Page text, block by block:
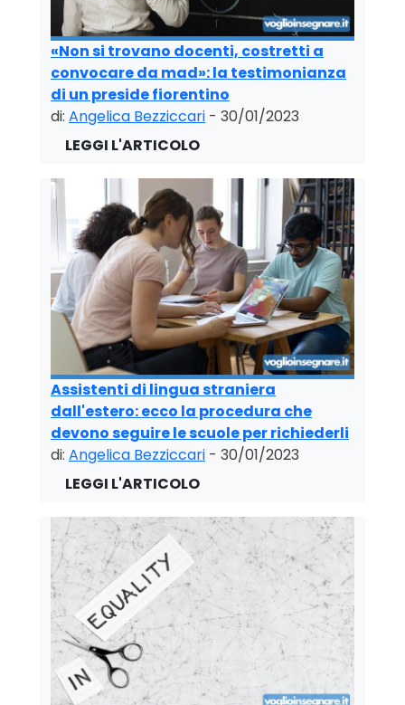
«Non si trovano docenti, costretti a
convocare da mad»: la testimonianza
di un preside fiorentino
di: Angelica Bezziccari - 30/01/2023
Assistenti di lingua straniera
dall'estero: ecco la procedura che
devono seguire le scuole per richiederli
di: Angelica Bezziccari - 30/01/2023